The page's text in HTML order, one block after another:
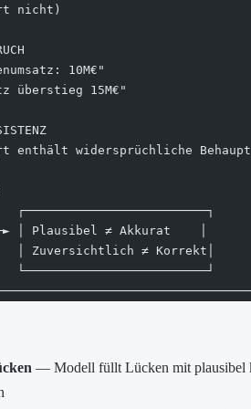
nicht)
10M€"
überstieg 15M€"
enthält widersprüchliche
┌─────────────────────────┐
│ Plausibel ≠ Akkurat    │
│ Zuversichtlich ≠ Korrekt│
└─────────────────────────┘
— Modell füllt Lücken mit plausibel